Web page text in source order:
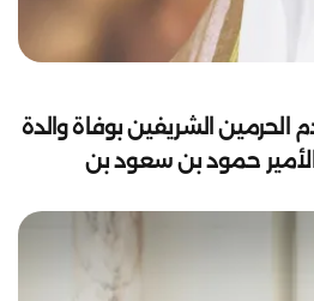
الحرمين الشريفين بوفاة والدة
حمود بن سعود بن